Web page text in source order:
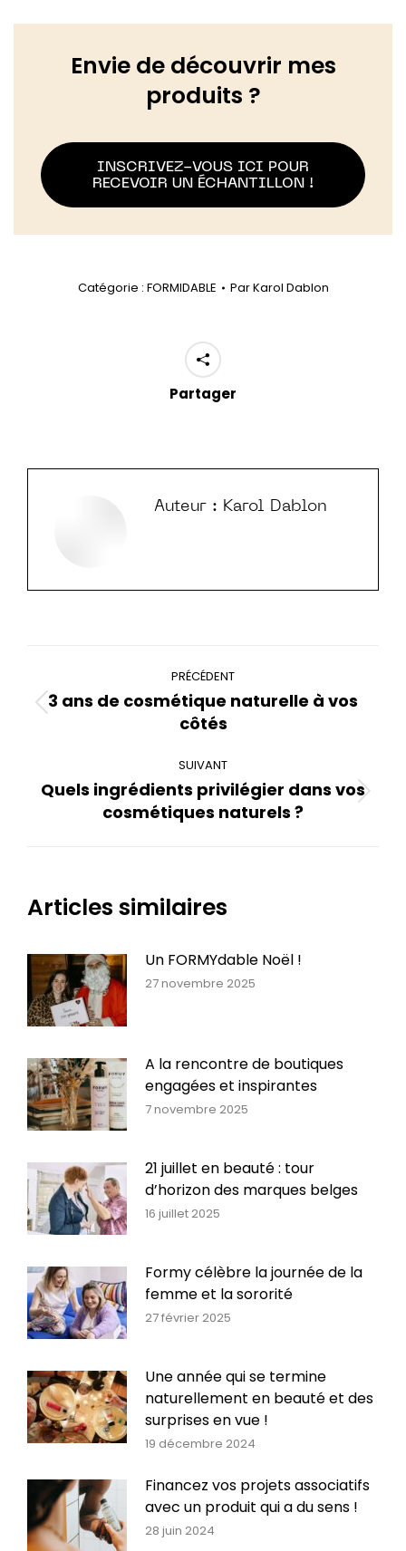
Envie de découvrir mes
produits ?
INSCRIVEZ-VOUS ICI POUR
RECEVOIR UN ÉCHANTILLON !
Catégorie : FORMIDABLE ParKarol Dablon
Partager
Auteur : Karol Dablon
article
PRÉCÉDENT
Article
précédent
3 ans de cosmétique naturelle à vos
côtés
SUIVANT
Article
suivant
Quels ingrédients privilégier dans vos
cosmétiques naturels ?
Articles similaires
Un FORMYdable Noël !
27 novembre 2025
A la rencontre de boutiques
engagées et inspirantes
7 novembre 2025
21 juillet en beauté : tour
d’horizon des marques belges
16 juillet 2025
Formy célèbre la journée de la
femme et la sororité
27 février 2025
Une année qui se termine
naturellement en beauté et des
surprises en vue !
19 décembre 2024
Financez vos projets associatifs
avec un produit qui a du sens !
28 juin 2024